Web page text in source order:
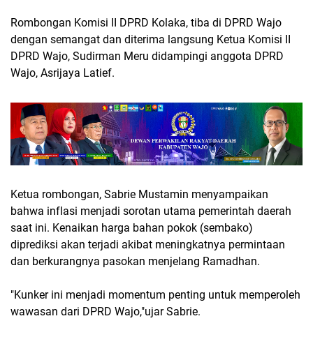
Rombongan Komisi II DPRD Kolaka, tiba di DPRD Wajo
dengan semangat dan diterima langsung Ketua Komisi II
DPRD Wajo, Sudirman Meru didampingi anggota DPRD
Wajo, Asrijaya Latief.
Ketua rombongan, Sabrie Mustamin menyampaikan
bahwa inflasi menjadi sorotan utama pemerintah daerah
saat ini. Kenaikan harga bahan pokok (sembako)
diprediksi akan terjadi akibat meningkatnya permintaan
dan berkurangnya pasokan menjelang Ramadhan.
"Kunker ini menjadi momentum penting untuk memperoleh
wawasan dari DPRD Wajo,"ujar Sabrie.